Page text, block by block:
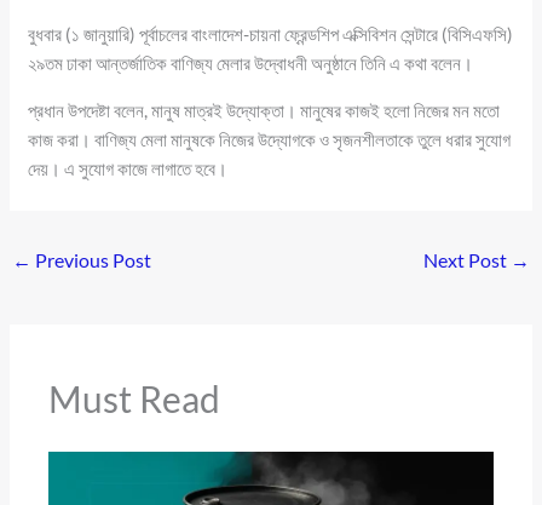
বুধবার (১ জানুয়ারি) পূর্বাচলের বাংলাদেশ-চায়না ফ্রেন্ডশিপ এক্সিবিশন সেন্টারে (বিসিএফসি)
২৯তম ঢাকা আন্তর্জাতিক বাণিজ্য মেলার উদ্বোধনী অনুষ্ঠানে তিনি এ কথা বলেন।
প্রধান উপদেষ্টা বলেন, মানুষ মাত্রই উদ্যোক্তা। মানুষের কাজই হলো নিজের মন মতো
কাজ করা। বাণিজ্য মেলা মানুষকে নিজের উদ্যোগকে ও সৃজনশীলতাকে তুলে ধরার সুযোগ
দেয়। এ সুযোগ কাজে লাগাতে হবে।
← Previous Post Next Post →
Must Read